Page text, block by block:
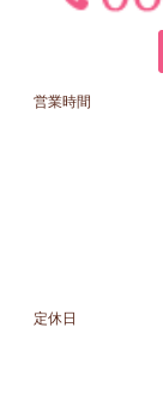
営業時間
定休日